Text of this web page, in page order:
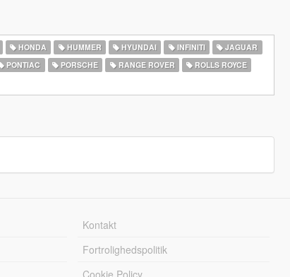
HONDA HUMMER HYUNDAI INFINITI
JAGUAR
PONTIAC PORSCHE RANGE ROVER
ROLLS ROYCE
Kontakt
Fortrolighedspolitik
Cookie Policy